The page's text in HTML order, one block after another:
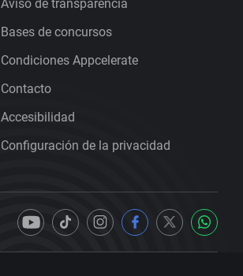
Aviso de transparencia
Bases de concursos
Condiciones Appcelerate
Contacto
Accesibilidad
Configuración de la privacidad